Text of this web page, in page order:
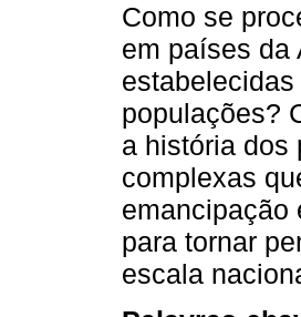
Como se
em países da
populações?
a história dos
complexas
emancipação
para tornar
escala